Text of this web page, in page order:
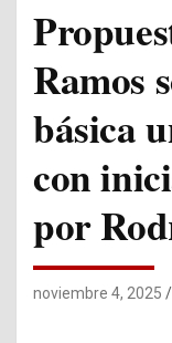
Ramos
básica
con
por
noviembre 4, 2025